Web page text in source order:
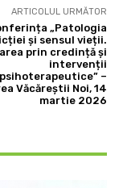
ARTICOLUL URMĂTOR
„Patologia
și sensul vieții.
prin credință și
intervenții
psihoterapeutice” –
Văcăreștii Noi, 14
martie 2026